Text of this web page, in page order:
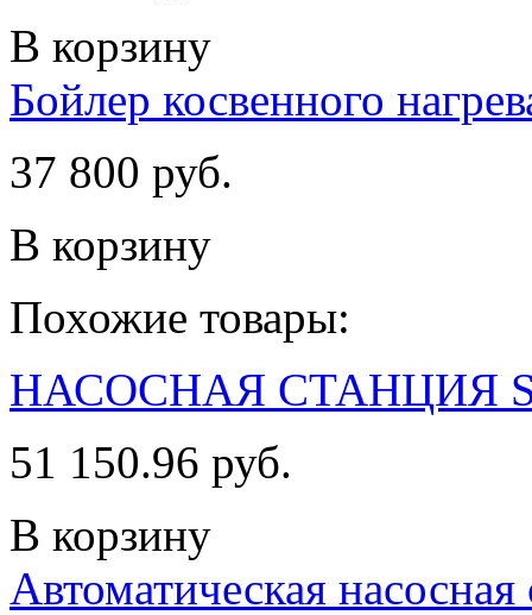
В корзину
Бойлер косвенного
37 800 руб.
В корзину
Похожие товары:
НАСОСНАЯ СТАНЦИЯ
51 150.96 руб.
В корзину
Автоматическая